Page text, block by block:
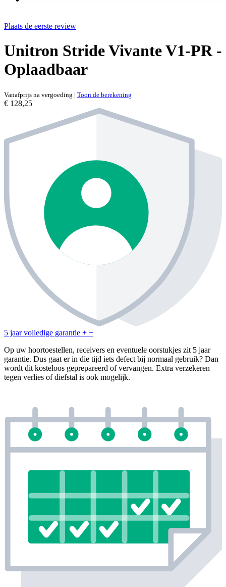
Plaats de eerste review
Unitron Stride Vivante V1-PR -
Oplaadbaar
Vanafprijs na vergoeding | Toon de berekening
€ 128,25
5 jaar volledige garantie + −
Op uw hoortoestellen, receivers en eventuele oorstukjes zit 5 jaar
garantie. Dus gaat er in die tijd iets defect bij normaal gebruik? Dan
wordt dit kosteloos geprepareerd of vervangen. Extra verzekeren
tegen verlies of diefstal is ook mogelijk.